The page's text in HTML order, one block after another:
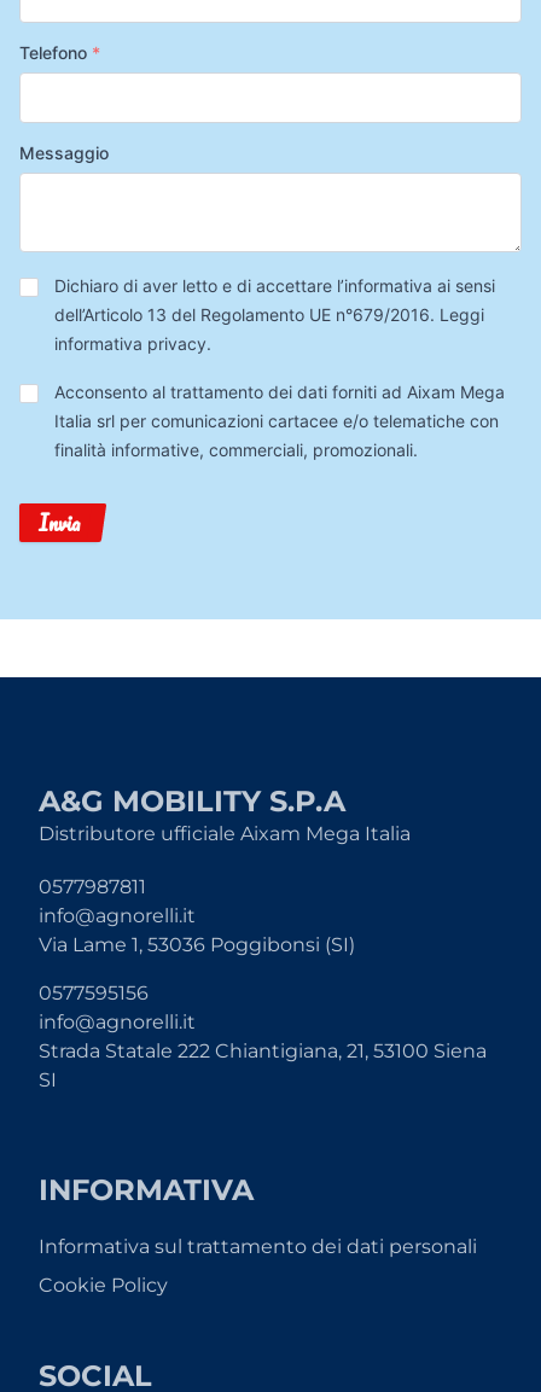
Telefono *
Messaggio
Privacy*
Dichiaro di aver letto e di accettare l’informativa ai sensi
dell’Articolo 13 del Regolamento UE n°679/2016. Leggi
informativa privacy.
Trattamento
Dati
Acconsento al trattamento dei dati forniti ad Aixam Mega
Italia srl per comunicazioni cartacee e/o telematiche con
finalità informative, commerciali, promozionali.
Invia
A&G MOBILITY S.P.A
Distributore ufficiale Aixam Mega Italia
0577987811
info@agnorelli.it
Via Lame 1, 53036 Poggibonsi (SI)
0577595156
info@agnorelli.it
Strada Statale 222 Chiantigiana, 21, 53100 Siena
SI
INFORMATIVA
Informativa sul trattamento dei dati personali
Cookie Policy
SOCIAL